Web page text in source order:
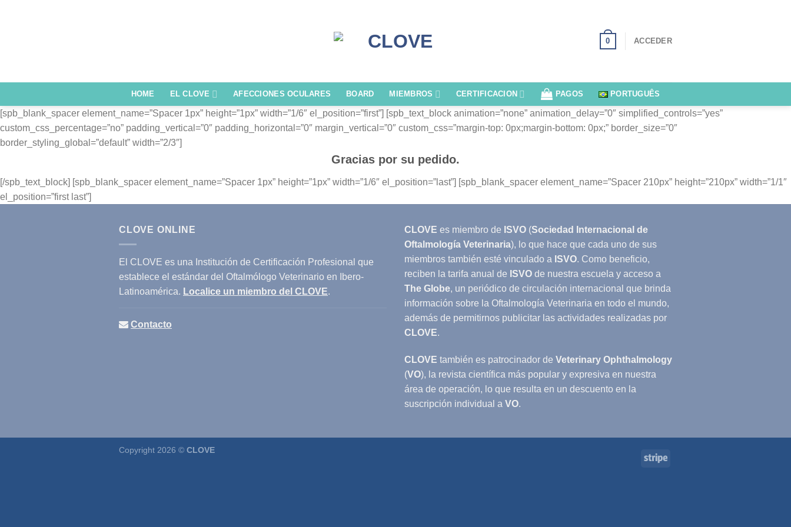
0 ACCEDER
HOME EL CLOVE AFECCIONES OCULARES BOARD MIEMBROS CERTIFICACION PAGOS PORTUGUÊS
[spb_blank_spacer element_name=”Spacer 1px” height=”1px” width=”1/6″ el_position=”first”] [spb_text_block animation=”none” animation_delay=”0″ simplified_controls=”yes”
custom_css_percentage=”no” padding_vertical=”0″ padding_horizontal=”0″ margin_vertical=”0″ custom_css=”margin-top: 0px;margin-bottom: 0px;” border_size=”0″
border_styling_global=”default” width=”2/3″]
Gracias por su pedido.
[/spb_text_block] [spb_blank_spacer element_name=”Spacer 1px” height=”1px” width=”1/6″ el_position=”last”] [spb_blank_spacer element_name=”Spacer 210px” height=”210px” width=”1/1″
el_position=”first last”]
CLOVE ONLINE
El CLOVE es una Institución de Certificación Profesional que
establece el estándar del Oftalmólogo Veterinario en Ibero-
Latinoamérica. Localice un miembro del CLOVE.
Contacto
CLOVE es miembro de ISVO (Sociedad Internacional de
Oftalmología Veterinaria), lo que hace que cada uno de sus
miembros también esté vinculado a ISVO. Como beneficio,
reciben la tarifa anual de ISVO de nuestra escuela y acceso a
The Globe, un periódico de circulación internacional que brinda
información sobre la Oftalmología Veterinaria en todo el mundo,
además de permitirnos publicitar las actividades realizadas por
CLOVE.
CLOVE también es patrocinador de Veterinary Ophthalmology
(VO), la revista científica más popular y expresiva en nuestra
área de operación, lo que resulta en un descuento en la
suscripción individual a VO.
Copyright 2026 © CLOVE